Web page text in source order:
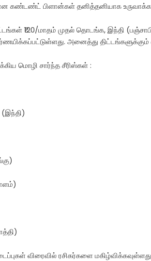
கண்டண்ட் பிளான்கள் தனித்தனியாக
₹120/மாதம் முதல் தொடங்க, இந்தி (பஞ்சாபி
அனைத்து
மொழி சார்ந்த சீரிஸ்கள் :
விரைவில் ரசிகர்களை